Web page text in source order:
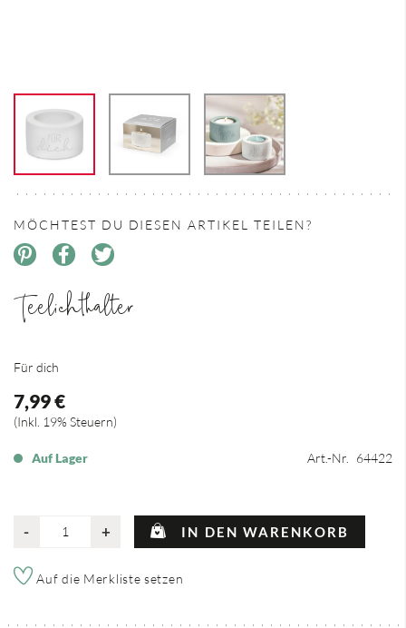
Teelichthalter
Für dich
7,99 €
Inkl. 19% Steuern
Auf Lager Art.-Nr. 64422
- + IN DEN WARENKORB
Auf die Merkliste setzen
MÖCHTEST DU DIESEN ARTIKEL TEILEN?